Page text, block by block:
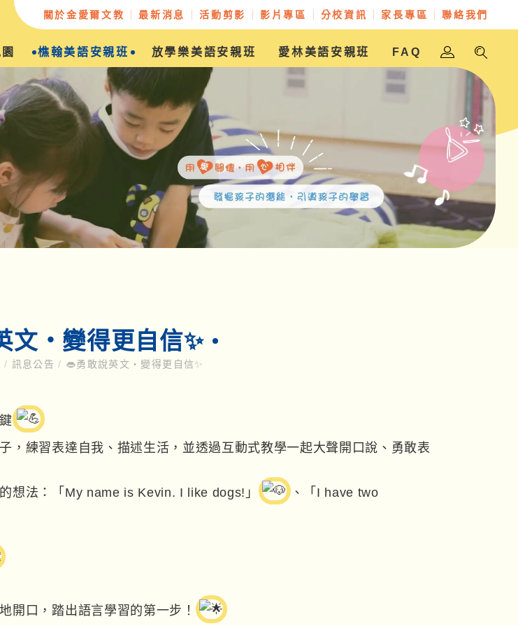
關於金愛爾文教
辦學緣起
教學願景
創辦人的話
最新消息 活動剪影 影片專區 分校資訊
金愛幼兒園
愛林美語安親班
愛林實驗幼兒園
聖奇幼兒園
家長專區 聯絡我們
樵翰美語安親班 放學樂美語安親班 愛林美語安親班 FAQ
文‧變得更自信✨
/ 訊息公告/ 👄勇敢說英文‧變得更自信✨
，練習表達自我、描述生活，並透過互動式教學一起大聲開口說、勇敢表
想法：「My name is Kevin. I like dogs!」
、「I have two
開口，踏出語言學習的第一步！